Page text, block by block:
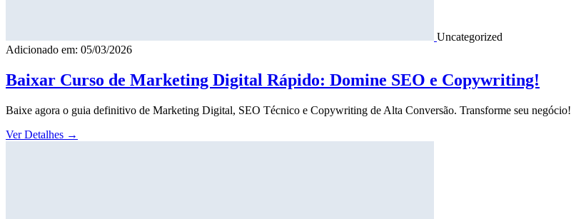
Uncategorized
Adicionado em: 05/03/2026
Baixar Curso de Marketing Digital Rápido: Domine SEO e Copywriting!
Baixe agora o guia definitivo de Marketing Digital, SEO Técnico e Copywriting de Alta Conversão. Transforme seu negócio!
Ver Detalhes →